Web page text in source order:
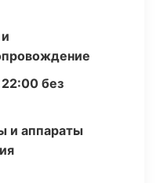
без
и аппараты